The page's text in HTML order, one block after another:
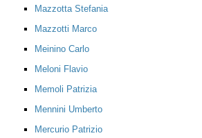
Mazzotta Stefania
Mazzotti Marco
Meinino Carlo
Meloni Flavio
Memoli Patrizia
Mennini Umberto
Mercurio Patrizio